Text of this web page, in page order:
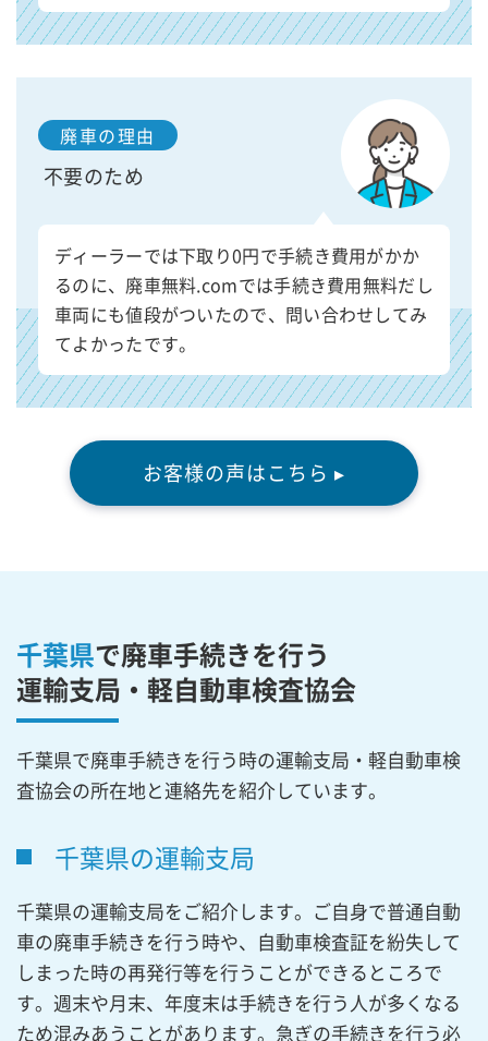
廃車の理由
不要のため
ディーラーでは下取り0円で手続き費用がかか
るのに、廃車無料.comでは手続き費用無料だし
車両にも値段がついたので、問い合わせしてみ
てよかったです。
お客様の声はこちら ▸
千葉県で廃車手続きを行う
運輸支局・軽自動車検査協会
千葉県で廃車手続きを行う時の運輸支局・軽自動車検
査協会の所在地と連絡先を紹介しています。
千葉県の運輸支局
千葉県の運輸支局をご紹介します。ご自身で普通自動
車の廃車手続きを行う時や、自動車検査証を紛失して
しまった時の再発行等を行うことができるところで
す。週末や月末、年度末は手続きを行う人が多くなる
ため混みあうことがあります。急ぎの手続きを行う必